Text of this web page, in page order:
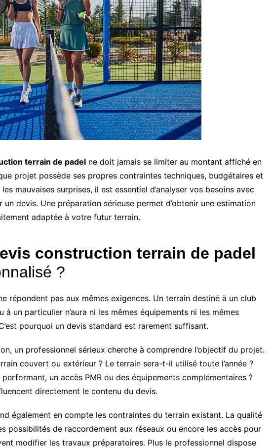
terrain de padel ne doit jamais se limiter au montant affiché en
projet possède ses propres contraintes techniques, budgétaires et
mauvaises surprises, il est essentiel d’analyser vos besoins avec
devis. Une préparation sérieuse permet d’obtenir une estimation
adaptée à votre futur terrain.
construction terrain de padel
?
répondent pas aux mêmes exigences. Un terrain destiné à un club
un particulier n’aura ni les mêmes équipements ni les mêmes
pourquoi un devis standard est rarement suffisant.
un professionnel sérieux cherche à comprendre l’objectif du projet.
couvert ou extérieur ? Le terrain sera-t-il utilisé toute l’année ?
un accès PMR ou des équipements complémentaires ?
directement le contenu du devis.
également en compte les contraintes du terrain existant. La qualité
possibilités de raccordement aux réseaux ou encore les accès pour
modifier les travaux préparatoires. Plus le professionnel dispose